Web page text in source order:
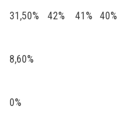
31,50% 42% 41% 40%
8,60%
0%